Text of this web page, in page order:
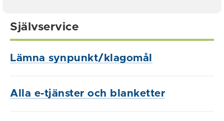
Självservice
Lämna synpunkt/klagomål
Alla e-tjänster och blanketter